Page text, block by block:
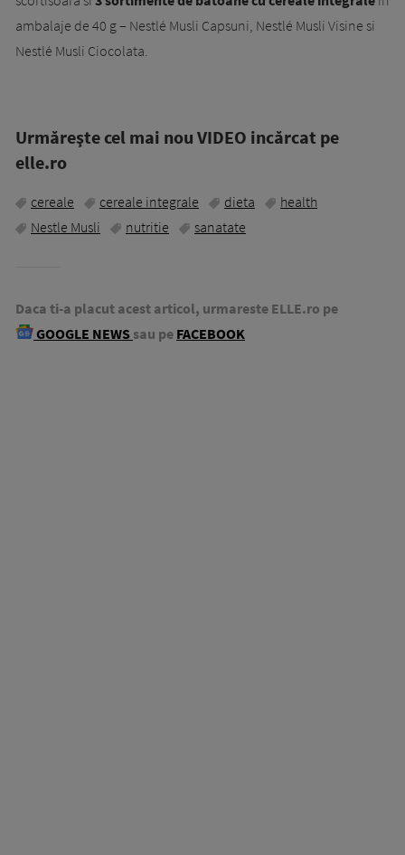
ambalaje de 40 g – Nestlé Musli Capsuni, Nestlé Musli Visine si
Nestlé Musli Ciocolata.
Urmăreşte cel mai nou VIDEO incărcat pe
elle.ro
cereale cereale integrale dieta
health
Nestle Musli
nutritie sanatate
Daca ti-a placut acest articol, urmareste ELLE.ro pe
GOOGLE NEWS sau pe FACEBOOK